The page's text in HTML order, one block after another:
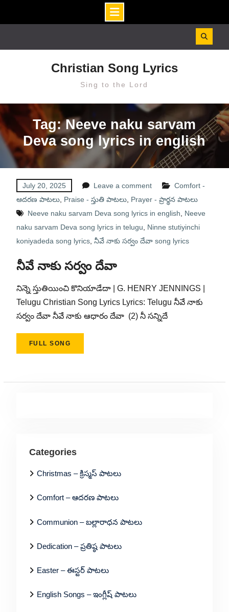
Christian Song Lyrics
Sing to the Lord
Tag: Neeve naku sarvam
Deva song lyrics in english
July 20, 2025 Leave a comment
Comfort -
ఆదరణ పాటలు, Praise - స్తుతి పాటలు, Prayer - ప్రార్థన పాటలు
Neeve naku sarvam Deva song lyrics in english
Neeve
naku sarvam Deva song lyrics in telugu
Ninne stutiyinchi
koniyadeda song lyrics, నీవే నాకు సర్వం దేవా song lyrics
నీవే నాకు సర్వం దేవా
నిన్నె స్తుతియించి కొనియాడేదా | G. HENRY JENNINGS |
Telugu Christian Song Lyrics Lyrics: Telugu నీవే నాకు
సర్వం దేవా నీవే నాకు ఆధారం దేవా (2) నీ సన్నిదే
FULL SONG
Categories
Christmas – క్రిస్మస్ పాటలు
Comfort – ఆదరణ పాటలు
Communion – బల్లారాధన పాటలు
Dedication – ప్రతిష్ఠ పాటలు
Easter – ఈస్టర్ పాటలు
English Songs – ఇంగ్లీష్ పాటలు